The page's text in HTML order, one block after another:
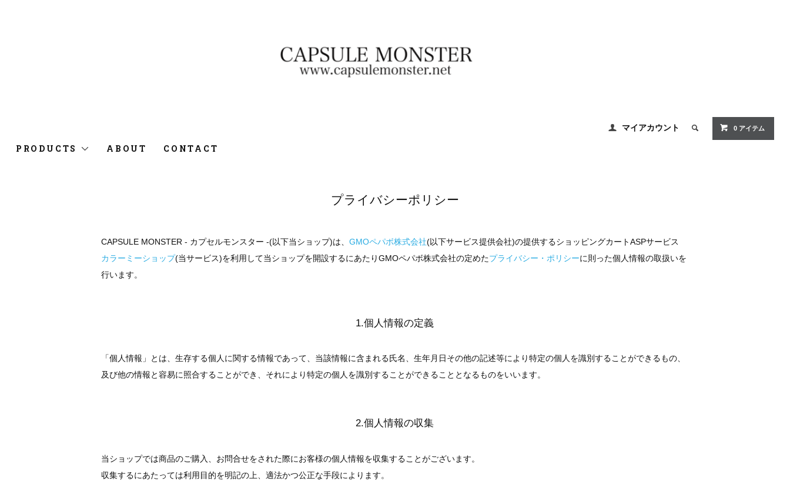
マイアカウント 0 アイテム
PRODUCTS ABOUT CONTACT
プライバシーポリシー
CAPSULE MONSTER - カプセルモンスター -(以下当ショップ)は、 GMOペパボ株式会社(以下サービス提供会社)の提供するショッピングカートASPサービス
カラーミーショップ(当サービス)を利用して当ショップを開設するにあたりGMOペパボ株式会社の定めたプライバシー・ポリシーに則った個人情報の取扱いを
行います。
1.個人情報の定義
「個人情報」とは、生存する個人に関する情報であって、当該情報に含まれる氏名、生年月日その他の記述等により特定の個人を識別することができるもの、
及び他の情報と容易に照合することができ、それにより特定の個人を識別することができることとなるものをいいます。
2.個人情報の収集
当ショップでは商品のご購入、お問合せをされた際にお客様の個人情報を収集することがございます。
収集するにあたっては利用目的を明記の上、適法かつ公正な手段によります。